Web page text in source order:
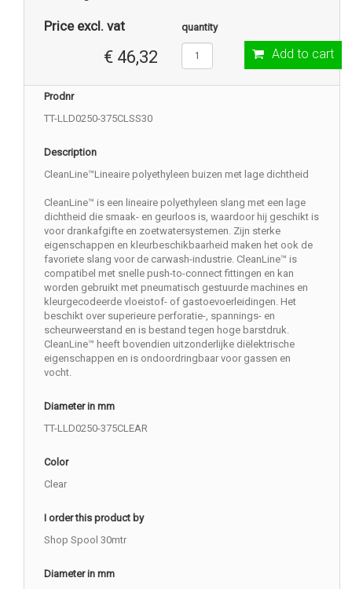
Price excl. vat
€ 46,32
quantity
Add to cart
Prodnr
TT-LLD0250-375CLSS30
Description
CleanLine™Lineaire polyethyleen buizen met lage dichtheid
CleanLine™ is een lineaire polyethyleen slang met een lage
dichtheid die smaak- en geurloos is, waardoor hij geschikt is
voor drankafgifte en zoetwatersystemen. Zijn sterke
eigenschappen en kleurbeschikbaarheid maken het ook de
favoriete slang voor de carwash-industrie. CleanLine™ is
compatibel met snelle push-to-connect fittingen en kan
worden gebruikt met pneumatisch gestuurde machines en
kleurgecodeerde vloeistof- of gastoevoerleidingen. Het
beschikt over superieure perforatie-, spannings- en
scheurweerstand en is bestand tegen hoge barstdruk.
CleanLine™ heeft bovendien uitzonderlijke diëlektrische
eigenschappen en is ondoordringbaar voor gassen en
vocht.
Diameter in mm
TT-LLD0250-375CLEAR
Color
Clear
I order this product by
Shop Spool 30mtr
Diameter in mm